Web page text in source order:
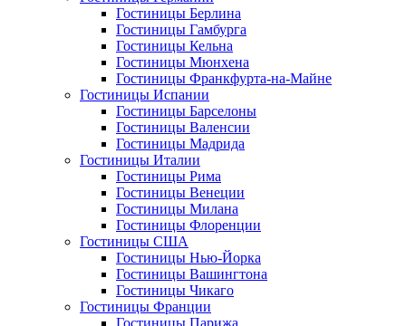
Гостиницы Берлина
Гостиницы Гамбурга
Гостиницы Кельна
Гостиницы Мюнхена
Гостиницы Франкфурта-на-Майне
Гостиницы Испании
Гостиницы Барселоны
Гостиницы Валенсии
Гостиницы Мадрида
Гостиницы Италии
Гостиницы Рима
Гостиницы Венеции
Гостиницы Милана
Гостиницы Флоренции
Гостиницы США
Гостиницы Нью-Йорка
Гостиницы Вашингтона
Гостиницы Чикаго
Гостиницы Франции
Гостиницы Парижа